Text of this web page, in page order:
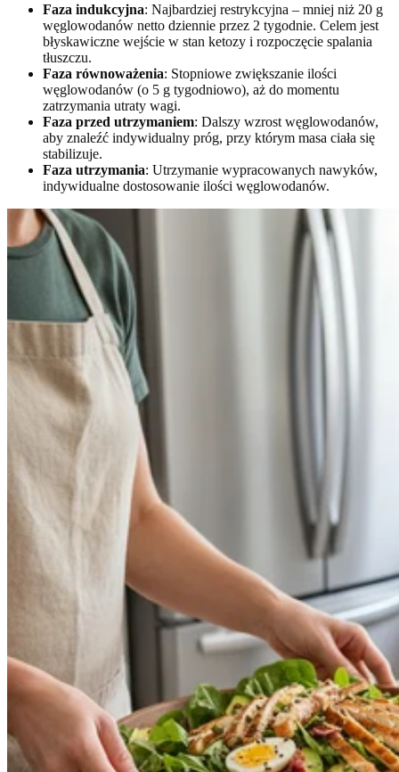
Faza indukcyjna: Najbardziej restrykcyjna – mniej niż 20 g
węglowodanów netto dziennie przez 2 tygodnie. Celem jest
błyskawiczne wejście w stan ketozy i rozpoczęcie spalania
tłuszczu.
Faza równoważenia: Stopniowe zwiększanie ilości
węglowodanów (o 5 g tygodniowo), aż do momentu
zatrzymania utraty wagi.
Faza przed utrzymaniem: Dalszy wzrost węglowodanów,
aby znaleźć indywidualny próg, przy którym masa ciała się
stabilizuje.
Faza utrzymania: Utrzymanie wypracowanych nawyków,
indywidualne dostosowanie ilości węglowodanów.